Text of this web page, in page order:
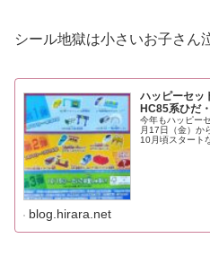
シール地獄は小さいお子さん
ハッピーセッ
HC85系ひだ
今年もハッピー
月17日（金）か
10月頃スタート
blog.hirara.net